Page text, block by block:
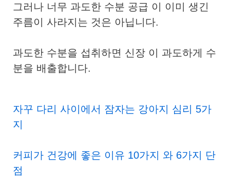
그러나 너무 과도한 수분 공급 이 이미 생긴
주름이 사라지는 것은 아닙니다.
과도한 수분을 섭취하면 신장 이 과도하게 수
분을 배출합니다.
자꾸 다리 사이에서 잠자는 강아지 심리 5가
지
커피가 건강에 좋은 이유 10가지 와 6가지 단
점